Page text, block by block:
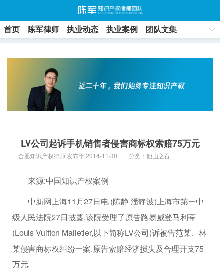
首页 陈军律师 执业动态 执业案例
团队文集
LV公司起诉手机销售者侵害商标权索赔75万元
合肥知识产权律师 发布于 2014-11-30 分类： 他山之石
来源:中国知识产权案例
中新网上海11月27日电 (陈静 潘静波)上海市第一中
级人民法院27日披露,该院受理了原告路易威登马利蒂
(Louis Vuitton Malletier,以下简称LV公司)诉被告范某、林
某侵害商标权纠纷一案.原告索赔经济损失及合理开支75
万元.